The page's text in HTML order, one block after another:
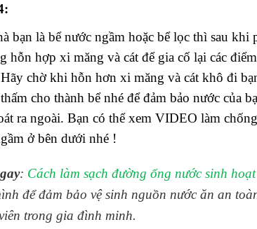
bạn là bể nước ngầm hoặc bể lọc thì sau khi
hỗn hợp xi măng và cát để gia cố lại các
chờ khi hỗn hơn xi măng và cát khô đi
cho thành bể nhé để đảm bảo nước của
ra ngoài. Bạn có thể xem VIDEO làm
ở bên dưới nhé !
: Cách làm sạch đường ống nước sinh hoạt
để đảm bảo vệ sinh nguồn nước ăn an
trong gia đình minh.